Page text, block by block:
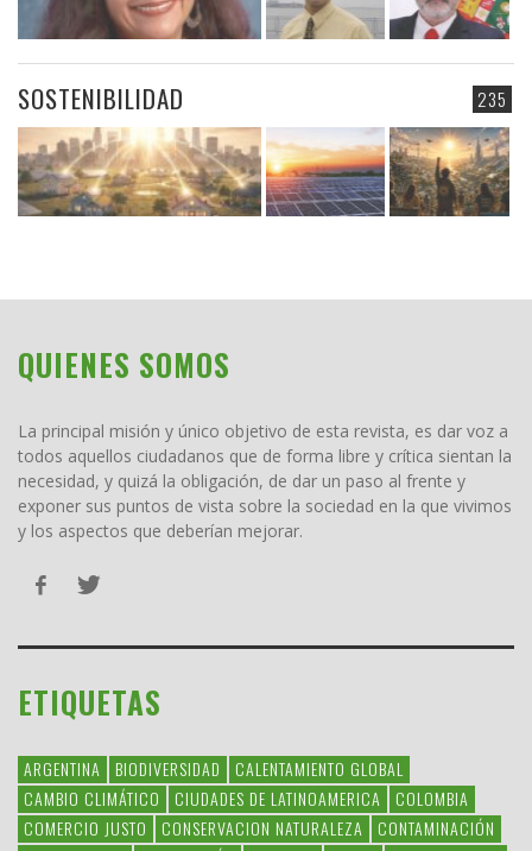
235
SOSTENIBILIDAD
QUIENES SOMOS
La principal misión y único objetivo de esta revista, es dar voz a
todos aquellos ciudadanos que de forma libre y crítica sientan la
necesidad, y quizá la obligación, de dar un paso al frente y
exponer sus puntos de vista sobre la sociedad en la que vivimos
y los aspectos que deberían mejorar.
ETIQUETAS
ARGENTINA BIODIVERSIDAD
CALENTAMIENTO GLOBAL
CAMBIO CLIMÁTICO
CIUDADES DE LATINOAMERICA
COLOMBIA
COMERCIO JUSTO
CONSERVACION NATURALEZA
CONTAMINACIÓN